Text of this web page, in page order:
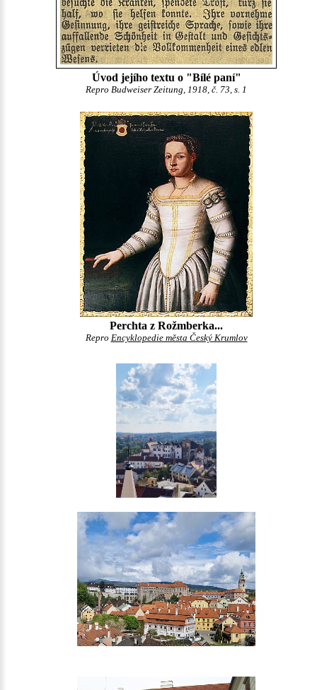
Úvod jejího textu o "Bílé paní"
Repro Budweiser Zeitung, 1918, č. 73, s. 1
Perchta z Rožmberka...
Repro Encyklopedie města Český Krumlov